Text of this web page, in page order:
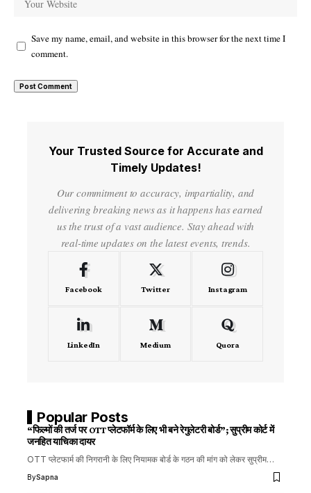
Save my name, email, and website in this browser for the next time I
comment.
Your Trusted Source for Accurate and
Timely Updates!
Our commitment to accuracy, impartiality, and
delivering breaking news as it happens has earned
us the trust of a vast audience. Stay ahead with
real-time updates on the latest events, trends.
Facebook Twitter Instagram
LinkedIn Medium Quora
Popular Posts
“फिल्मों की तर्ज पर OTT प्लेटफॉर्म के लिए भी बने रेगुलेटरी बोर्ड”; सुप्रीम कोर्ट में
जनहित याचिका दायर
OTT प्लेटफार्म की निगरानी के लिए नियामक बोर्ड के गठन की मांग को लेकर सुप्रीम…
BySapna